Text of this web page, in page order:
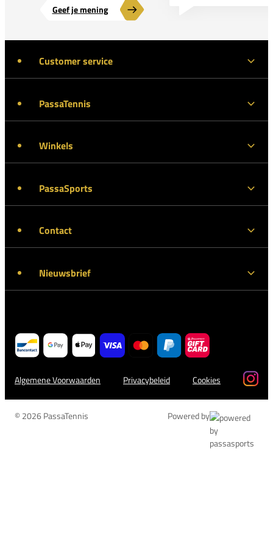
Geef je mening
Customer service
PassaTennis
Winkels
PassaSports
Contact
Nieuwsbrief
Algemene Voorwaarden Privacybeleid Cookies
© 2026 PassaTennis Powered by